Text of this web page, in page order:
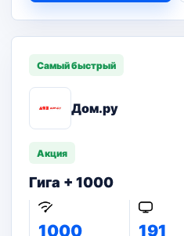
Самый быстрый
Дом.ру
Акция
Гига + 1000
1000 191